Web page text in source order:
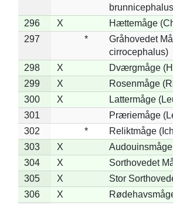
296
X
Hættemåge
297
*
Gråhovedet
cirrocephalus)
298
X
Dværgmåge
299
X
Rosenmåge
300
X
Lattermåge
301
Præriemåge
302
*
Reliktmåge
303
X
304
X
Sorthovedet
305
X
Stor
306
X